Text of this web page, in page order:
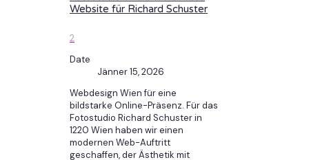
Website für Richard Schuster
2
Date
Jänner 15, 2026
Webdesign Wien für eine
bildstarke Online-Präsenz. Für das
Fotostudio Richard Schuster in
1220 Wien haben wir einen
modernen Web-Auftritt
geschaffen, der Ästhetik mit